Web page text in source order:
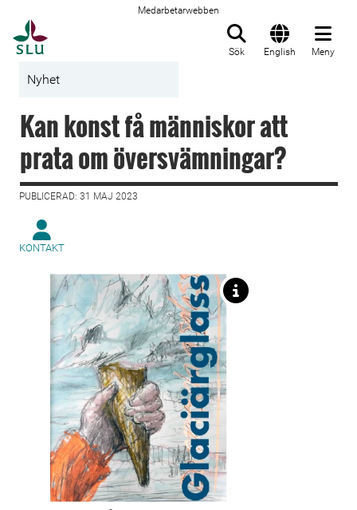
Medarbetarwebben
Sök English Meny
Nyhet
Kan konst få människor att
prata om översvämningar?
PUBLICERAD: 31 MAJ 2023
KONTAKT